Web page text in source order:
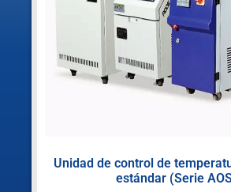
Unidad de control de
estándar (Serie